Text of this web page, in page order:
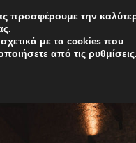
προσφέρουμε την
μας.
με τα cookies που
από τις